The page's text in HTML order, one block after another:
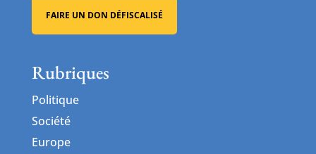
FAIRE UN DON DÉFISCALISÉ
Rubriques
Politique
Société
Europe